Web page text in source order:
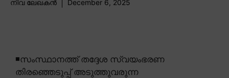
നിവ ലേഖകൻ December 6, 2025
◾സംസ്ഥാനത്ത് തദ്ദേശ സ്വയംഭരണ
തിരഞ്ഞെടുപ്പ് അടുത്തുവരുന്ന